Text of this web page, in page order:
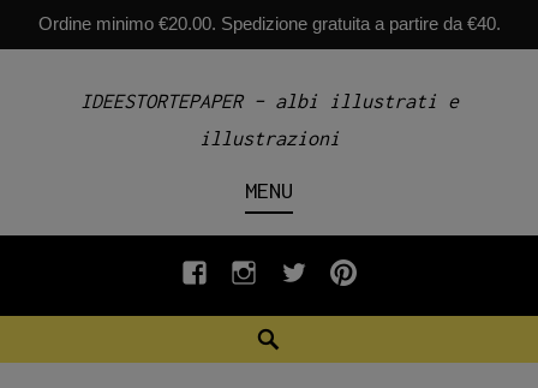
Ordine minimo €20.00. Spedizione gratuita a partire da €40.
IDEESTORTEPAPER – albi illustrati e
illustrazioni
MENU
fb INSTAGRAM
twiterpinterest